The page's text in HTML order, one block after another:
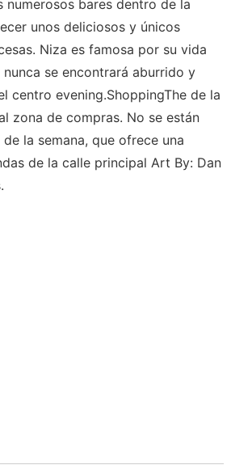
numerosos bares dentro de la
unos deliciosos y únicos
Niza es famosa por su vida
se encontrará aburrido y
centro evening.ShoppingThe de la
zona de compras. No se están
la semana, que ofrece una
de la calle principal Art By: Dan